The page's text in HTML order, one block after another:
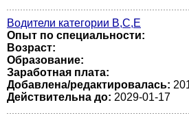
Водители категории В,С,Е
Опыт по специальности:
Возраст:
Образование:
Заработная плата:
Добавлена/редактировалась:
Действительна до: 2029-01-17